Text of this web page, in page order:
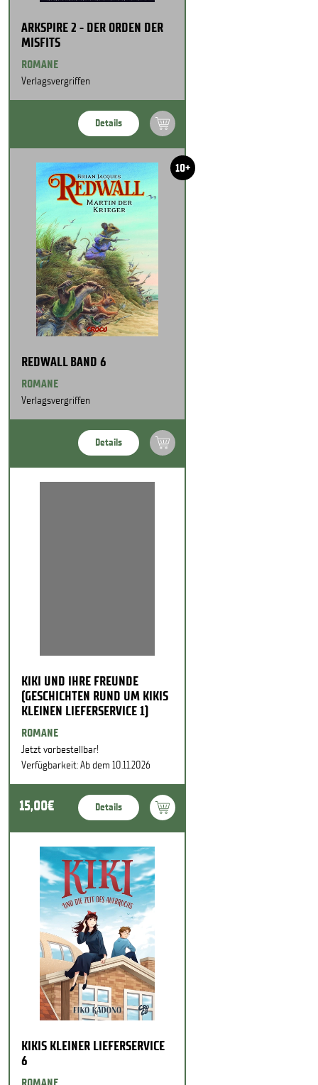
ARKSPIRE 2 - DER ORDEN DER
MISFITS
ROMANE
Verlagsvergriffen
Details
10+
REDWALL BAND 6
ROMANE
Verlagsvergriffen
Details
KIKI UND IHRE FREUNDE
(GESCHICHTEN RUND UM KIKIS
KLEINEN LIEFERSERVICE 1)
ROMANE
Jetzt vorbestellbar!
Verfügbarkeit: Ab dem 10.11.2026
15,00€ Details
KIKIS KLEINER LIEFERSERVICE
6